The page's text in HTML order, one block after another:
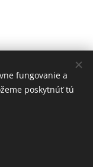
fungovanie a
poskytnúť tú